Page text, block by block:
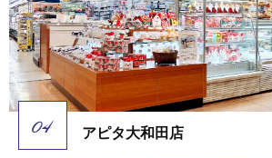
アピタ大和田店